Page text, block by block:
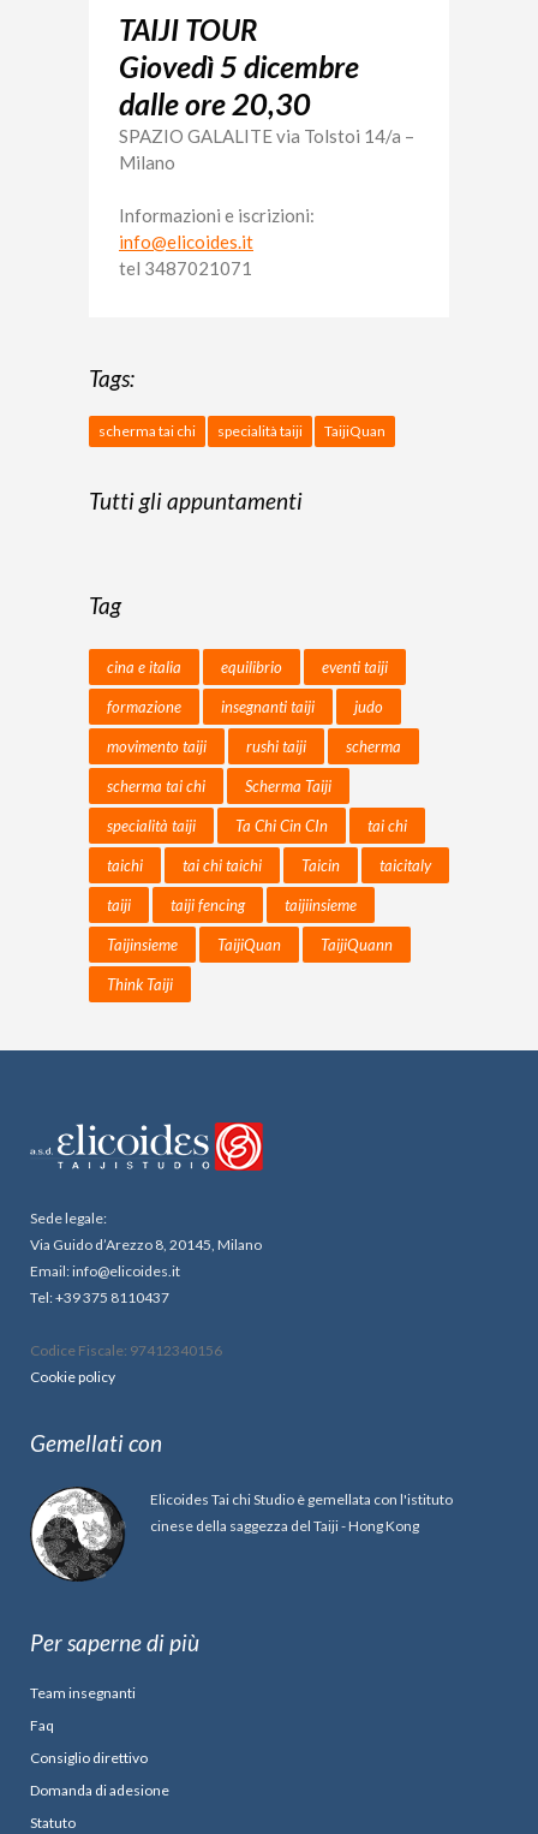
TAIJI TOUR
Giovedì 5 dicembre
dalle ore 20,30
SPAZIO GALALITE via Tolstoi 14/a –
Milano
Informazioni e iscrizioni:
info@elicoides.it
tel 3487021071
Tags:
scherma tai chi specialità taiji TaijiQuan
Tutti gli appuntamenti
Tag
cina e italia equilibrio eventi taiji
formazione insegnanti taiji judo
movimento taiji rushi taiji scherma
scherma tai chi Scherma Taiji
specialità taiji Ta Chi Cin CIn tai chi
taichi tai chi taichi Taicin taicitaly
taiji taiji fencing taijiinsieme
Taijinsieme TaijiQuan TaijiQuann
Think Taiji
Sede legale:
Via Guido d’Arezzo 8, 20145, Milano
Email: info@elicoides.it
Tel: +39 375 8110437
Codice Fiscale: 97412340156
Cookie policy
Gemellati con
Elicoides Tai chi Studio è gemellata con l'istituto
cinese della saggezza del Taiji - Hong Kong
Per saperne di più
Team insegnanti
Faq
Consiglio direttivo
Domanda di adesione
Statuto